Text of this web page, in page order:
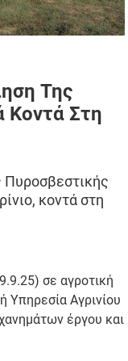
Της
Κοντά Στη
Πυροσβεστικής
κοντά στη
σε αγροτική
Υπηρεσία Αγρινίου
έργου και